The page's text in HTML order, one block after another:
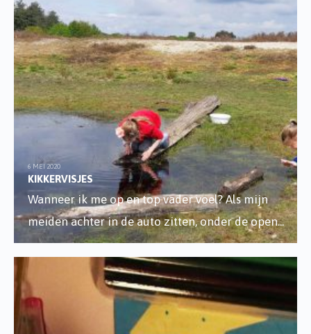
6 MEI 2020
KIKKERVISJES
Wanneer ik me op en top vader voel? Als mijn
meiden achter in de auto zitten, onder de open...